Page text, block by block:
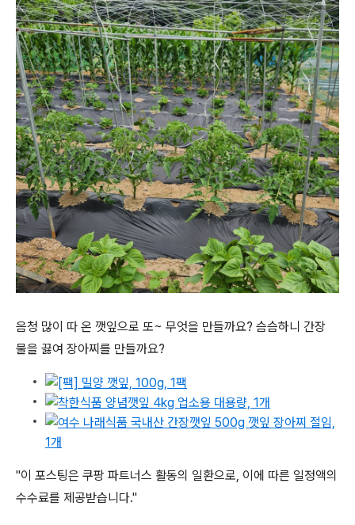
음청 많이 따 온 깻잎으로 또~ 무엇을 만들까요? 슴슴하니 간장
물을 끓여 장아찌를 만들까요?
"이 포스팅은 쿠팡 파트너스 활동의 일환으로, 이에 따른 일정액의
수수료를 제공받습니다."